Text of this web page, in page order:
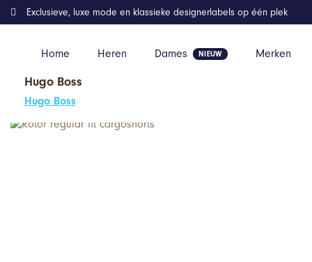
Home Heren Dames Merken
Exclusieve, luxe mode en klassieke designerlabels op één plek
Hugo Boss
Hugo Boss
Home Kleding